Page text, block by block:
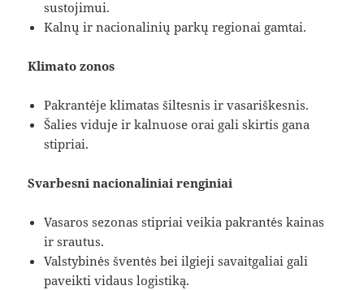
sustojimui.
Kalnų ir nacionalinių parkų regionai gamtai.
Klimato zonos
Pakrantėje klimatas šiltesnis ir vasariškesnis.
Šalies viduje ir kalnuose orai gali skirtis gana
stipriai.
Svarbesni nacionaliniai renginiai
Vasaros sezonas stipriai veikia pakrantės kainas
ir srautus.
Valstybinės šventės bei ilgieji savaitgaliai gali
paveikti vidaus logistiką.